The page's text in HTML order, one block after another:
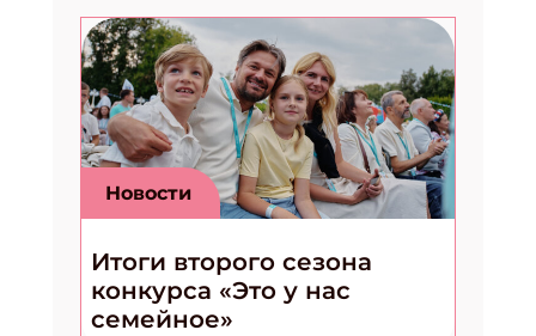
Новости
Итоги второго сезона
конкурса «Это у нас
семейное»